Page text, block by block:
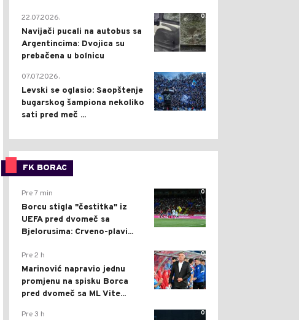
0
22.07.2026.
Navijači pucali na autobus sa
Argentincima: Dvojica su
prebačena u bolnicu
1
07.07.2026.
Levski se oglasio: Saopštenje
bugarskog šampiona nekoliko
sati pred meč ...
FK BORAC
0
Pre 7 min
Borcu stigla "čestitka" iz
UEFA pred dvomeč sa
Bjelorusima: Crveno-plavi...
0
Pre 2 h
Marinović napravio jednu
promjenu na spisku Borca
pred dvomeč sa ML Vite...
0
Pre 3 h